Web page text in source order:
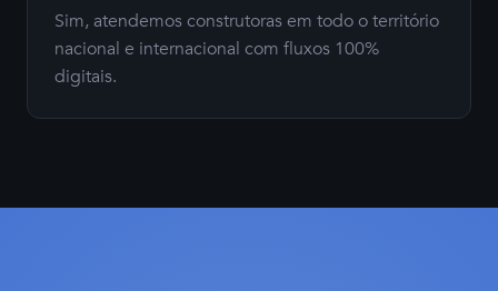
Sim, atendemos construtoras em todo o território
nacional e internacional com fluxos 100%
digitais.